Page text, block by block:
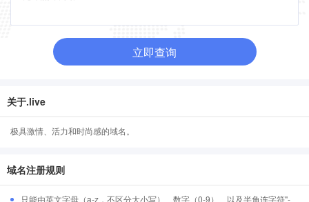
立即查询
关于.live
极具激情、活力和时尚感的域名。
域名注册规则
只能由英文字母（a-z，不区分大小写）、数字（0-9）、以及半角连字符"-